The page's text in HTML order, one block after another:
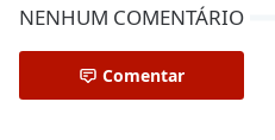
NENHUM COMENTÁRIO
Comentar